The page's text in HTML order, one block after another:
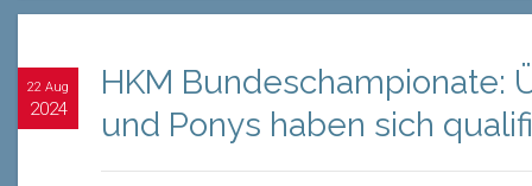
22 Aug
2024
HKM Bundeschampionate:
und Ponys haben sich